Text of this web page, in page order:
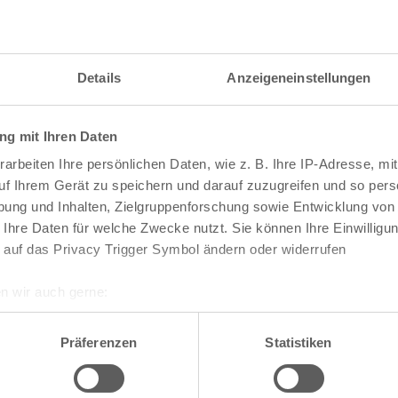
Details Anzeigeneinstellungen
mit Ihren Daten
Ihre persönlichen Daten, wie z. B. Ihre IP-Adresse,
Ihrem Gerät zu speichern und darauf zuzugreifen und so
und Inhalten, Zielgruppenforschung sowie Entwicklung
Daten für welche Zwecke nutzt. Sie können Ihre
das Privacy Trigger Symbol ändern oder widerrufen
geografische Lage erfassen, welche bis auf einige Meter
Scannen nach bestimmten Merkmalen (Fingerprinting)
Ihre persönlichen Daten verarbeitet werden, und legen Sie
Präferenzen Statistiken
Darstellung des RVR-Kartenwerks
mit vielen weiteren Details wie z.B.